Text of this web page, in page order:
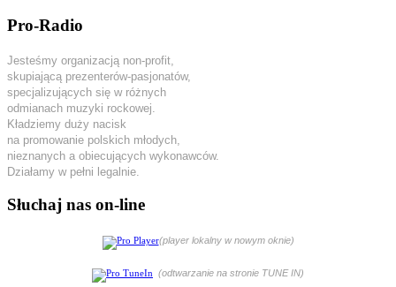
Pro-Radio
Jesteśmy organizacją non-profit,
skupiającą prezenterów-pasjonatów,
specjalizujących się w różnych
odmianach muzyki rockowej.
Kładziemy duży nacisk
na promowanie polskich młodych,
nieznanych a obiecujących wykonawców.
Działamy w pełni legalnie.
Słuchaj nas on-line
(player lokalny w nowym oknie)
(odtwarzanie na stronie TUNE IN)